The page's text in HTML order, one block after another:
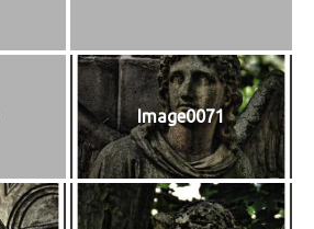
Image0071